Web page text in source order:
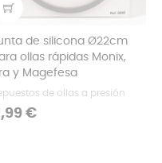
de silicona Ø22cm
ollas rápidas Monix,
y Magefesa
de ollas a presión
€